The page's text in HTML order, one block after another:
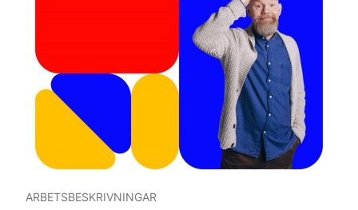
ARBETSBESKRIVNINGAR